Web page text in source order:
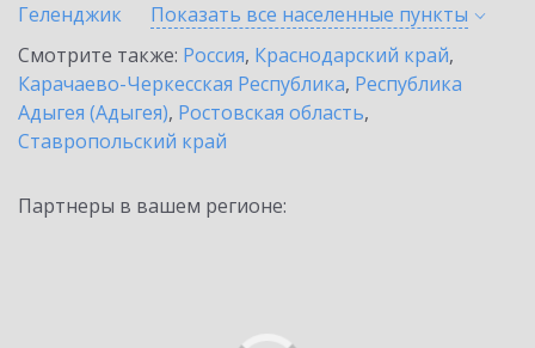
Геленджик
Показать все населенные пункты
Смотрите также: Россия, Краснодарский край,
Карачаево-Черкесская Республика, Республика
Адыгея (Адыгея), Ростовская область,
Ставропольский край
Партнеры в вашем регионе: